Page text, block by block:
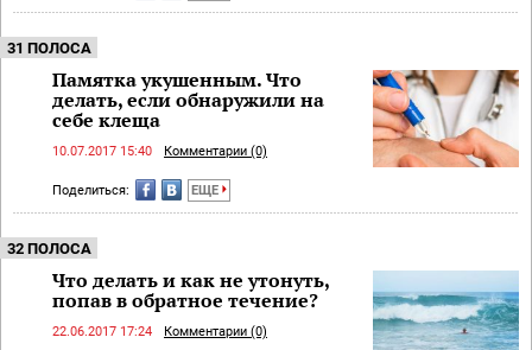
31 ПОЛОСА
Памятка укушенным. Что
делать, если обнаружили на
себе клеща
10.07.2017 15:40 Комментарии (0)
Поделиться: ЕЩЕ
32 ПОЛОСА
Что делать и как не утонуть,
попав в обратное течение?
22.06.2017 17:24 Комментарии (0)